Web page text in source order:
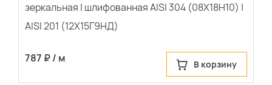
зеркальная | шлифованная AISI 304 (08Х18Н10) |
AISI 201 (12Х15Г9НД)
787 ₽ / м В корзину